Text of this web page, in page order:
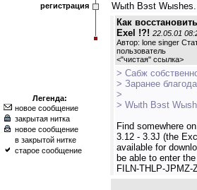
регистрация
Легенда:
новое сообщение
закрытая нитка
новое сообщение
в закрытой нитке
старое сообщение
Wыth Bэst
Как
Exel !?! 22.05.01
Автор: lone singer
пользователь
<"чистая" ссылка>
> Сабж
> Заранее
>
> Wыth Bэst
Find somewhere
3.12 - 3.3J (the
available for
be able to enter
FILN-THLP-JPMZ-